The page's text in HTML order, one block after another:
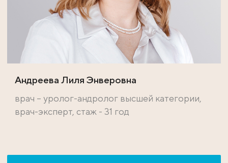
Андреева Лиля Энверовна
врач – уролог-андролог высшей категории,
врач-эксперт, стаж - 31 год